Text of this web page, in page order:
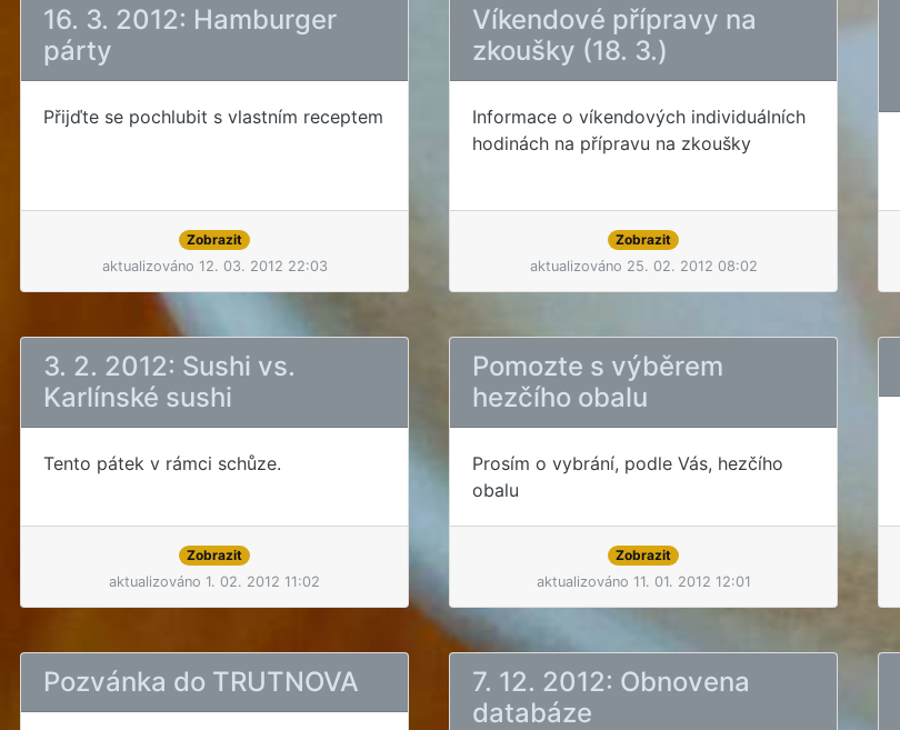
16. 3. 2012: Hamburger
párty
Přijďte se pochlubit s vlastním receptem
Zobrazit
aktualizováno 12. 03. 2012 22:03
Víkendové přípravy na
zkoušky (18. 3.)
Informace o víkendových individuálních
hodinách na přípravu na zkoušky
Zobrazit
aktualizováno 25. 02. 2012 08:02
3. 2. 2012: Sushi vs.
Karlínské sushi
Tento pátek v rámci schůze.
Zobrazit
aktualizováno 1. 02. 2012 11:02
Pomozte s výběrem
hezčího obalu
Prosím o vybrání, podle Vás, hezčího
obalu
Zobrazit
aktualizováno 11. 01. 2012 12:01
Pozvánka do TRUTNOVA
7. 12. 2012: Obnovena
databáze